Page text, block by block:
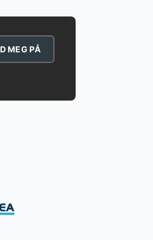
MEG PÅ